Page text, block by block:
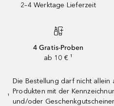
2–4 Werktage Lieferzeit
4 Gratis-Proben
ab 10 € ¹
¹
Die Bestellung darf nicht allein
Produkten mit der
und/oder